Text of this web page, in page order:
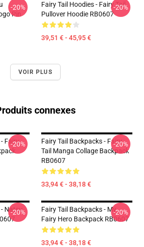
Pin
-20%
Fairy Tail Hoodies - Fairy Tail
Pullover Hoodie RB0607
39,51 € - 45,95 €
-20%
VOIR PLUS
connexes
Fairy
-20%
Fairy Tail Backpacks - Fairy
Tail Manga Collage Backpack
RB0607
33,94 € - 38,18 €
-20%
Natsu
-20%
Fairy Tail Backpacks - My
Fairy Hero Backpack RB0607
33,94 € - 38,18 €
-20%